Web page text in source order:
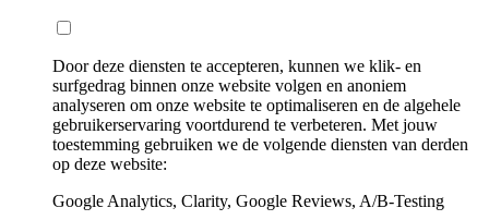
Door deze diensten te accepteren, kunnen we klik- en
surfgedrag binnen onze website volgen en anoniem
analyseren om onze website te optimaliseren en de algehele
gebruikerservaring voortdurend te verbeteren. Met jouw
toestemming gebruiken we de volgende diensten van derden
op deze website:
Google Analytics, Clarity, Google Reviews, A/B-Testing